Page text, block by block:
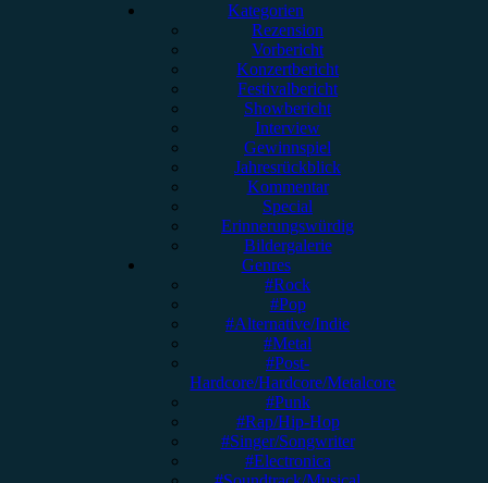
Kategorien
Rezension
Vorbericht
Konzertbericht
Festivalbericht
Showbericht
Interview
Gewinnspiel
Jahresrückblick
Kommentar
Special
Erinnerungswürdig
Bildergalerie
Genres
#Rock
#Pop
#Alternative/Indie
#Metal
#Post-
Hardcore/Hardcore/Metalcore
#Punk
#Rap/Hip-Hop
#Singer/Songwriter
#Electronica